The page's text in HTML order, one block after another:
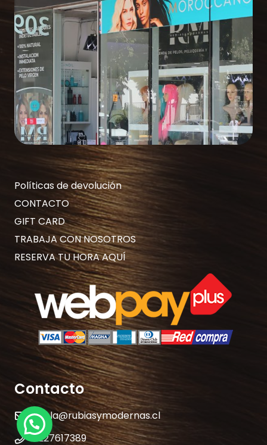
Políticas de devolución
CONTACTO
GIFT CARD
TRABAJA CON NOSOTROS
RESERVA TU HORA AQUÍ
Contacto
hola@rubiasymodernas.cl
227617389
¿Necesitas Ayuda?